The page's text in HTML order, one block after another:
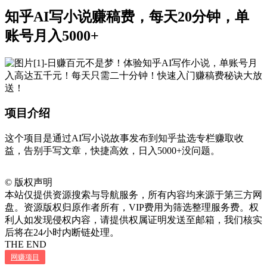
知乎AI写小说赚稿费，每天20分钟，单
账号月入5000+
项目介绍
这个项目是通过AI写小说故事发布到知乎盐选专栏赚取收
益，告别手写文章，快捷高效，日入5000+没问题。
© 版权声明
本站仅提供资源搜索与导航服务，所有内容均来源于第三方网
盘。资源版权归原作者所有，VIP费用为筛选整理服务费。权
利人如发现侵权内容，请提供权属证明发送至邮箱，我们核实
后将在24小时内断链处理。
THE END
网赚项目